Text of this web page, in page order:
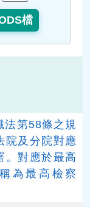
法第58條之規
院及分院對應
。對應於最高
為最高檢察